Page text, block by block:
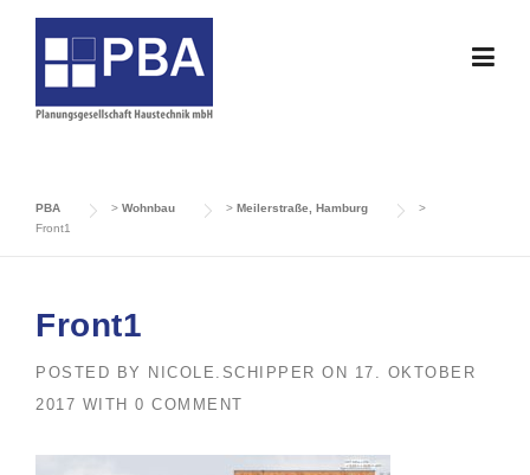
Skip
PBA > Wohnbau > Meilerstraße, Hamburg
>
Front1
Front1
POSTED BY NICOLE.SCHIPPER ON 17. OKTOBER
2017 WITH 0 COMMENT